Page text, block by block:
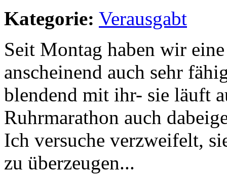
Kategorie: Verausgabt
Seit Montag haben wir
anscheinend auch sehr
blendend mit ihr- sie läuft
Ruhrmarathon auch
Ich versuche verzweifelt,
zu überzeugen...